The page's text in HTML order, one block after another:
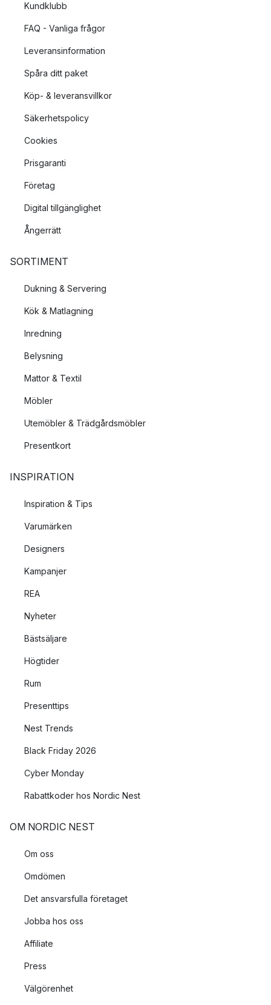
Kundklubb
FAQ - Vanliga frågor
Leveransinformation
Spåra ditt paket
Köp- & leveransvillkor
Säkerhetspolicy
Cookies
Prisgaranti
Företag
Digital tillgänglighet
Ångerrätt
SORTIMENT
Dukning & Servering
Kök & Matlagning
Inredning
Belysning
Mattor & Textil
Möbler
Utemöbler & Trädgårdsmöbler
Presentkort
INSPIRATION
Inspiration & Tips
Varumärken
Designers
Kampanjer
REA
Nyheter
Bästsäljare
Högtider
Rum
Presenttips
Nest Trends
Black Friday 2026
Cyber Monday
Rabattkoder hos Nordic Nest
OM NORDIC NEST
Om oss
Omdömen
Det ansvarsfulla företaget
Jobba hos oss
Affiliate
Press
Välgörenhet